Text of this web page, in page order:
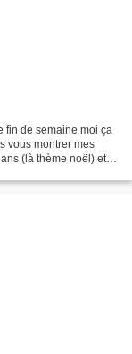
fin de semaine moi ça
vous montrer mes
(là thème noël) et